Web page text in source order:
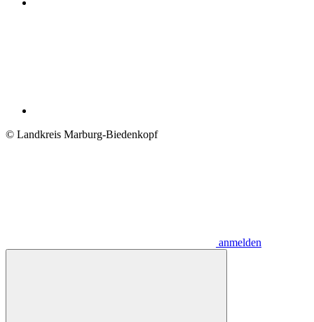
© Landkreis Marburg-Biedenkopf
anmelden